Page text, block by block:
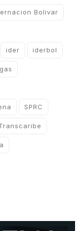
Bolivar
ider iderbol
SPRC